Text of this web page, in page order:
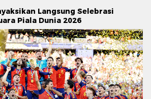
Langsung Selebrasi
Piala Dunia 2026